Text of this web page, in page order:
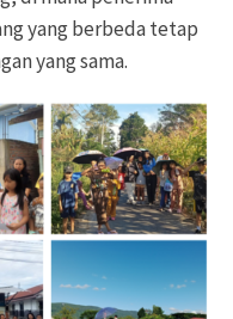
yang berbeda tetap
yang sama.